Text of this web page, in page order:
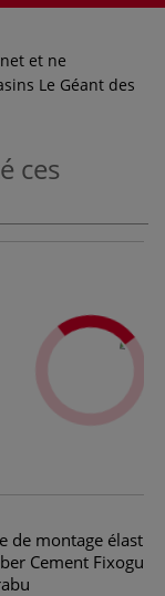
et ne
Le Géant des
ces
de montage
Cement Fixogum